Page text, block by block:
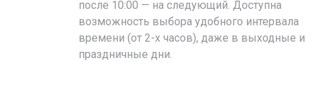
после 10:00 — на следующий. Доступна
возможность выбора удобного интервала
времени (от 2-х часов), даже в выходные и
праздничные дни.